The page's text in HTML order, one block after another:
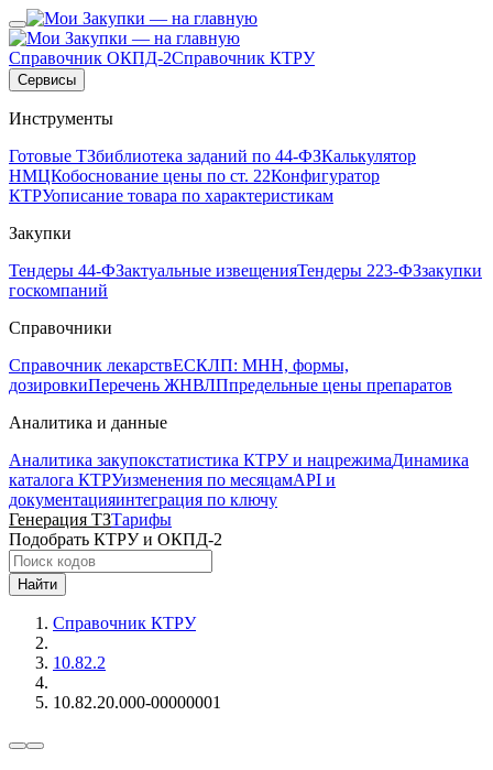
Справочник ОКПД-2Справочник КТРУ
Сервисы
Инструменты
Готовые ТЗбиблиотека заданий по 44-ФЗКалькулятор
НМЦКобоснование цены по ст. 22Конфигуратор
КТРУописание товара по характеристикам
Закупки
Тендеры 44-ФЗактуальные извещенияТендеры 223-ФЗзакупки
госкомпаний
Справочники
Справочник лекарствЕСКЛП: МНН, формы,
дозировкиПеречень ЖНВЛПпредельные цены препаратов
Аналитика и данные
Аналитика закупокстатистика КТРУ и нацрежимаДинамика
каталога КТРУизменения по месяцамAPI и
документацияинтеграция по ключу
Генерация ТЗТарифы
Подобрать КТРУ и ОКПД-2
Найти
Справочник КТРУ
10.82.2
10.82.20.000-00000001